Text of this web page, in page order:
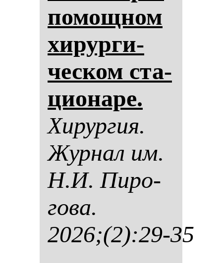
по­мощ­ном
хи­рур­ги­
чес­ком ста­
ци­она­ре.
Хи­рур­гия.
Жур­нал им.
Н.И. Пи­ро­
го­ва.
2026;(2):29-35